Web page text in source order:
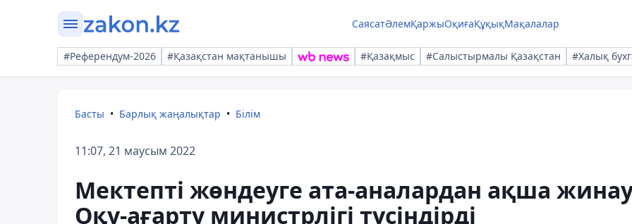
СаясатӘлемҚаржыОқиғаҚұқықМақалалар
#Референдум-2026 #Қазақстан мақтанышы #Қазақмыс #Салыстырмалы Қазақстан #Халық
Басты Барлық жаңалықтар Білім
11:07, 21 маусым 2022
Мектепті жөндеуге ата-аналардан ақша
Оқу-ағарту министрлігі түсіндірді